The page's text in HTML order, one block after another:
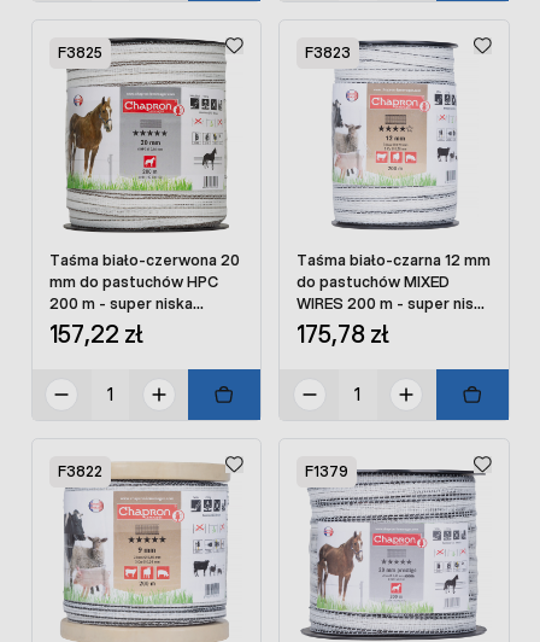
F3825
Taśma biało-czerwona 20
mm do pastuchów HPC
200 m - super niska
oporność
157,22 zł
F3823
Taśma biało-czarna 12 mm
do pastuchów MIXED
WIRES 200 m - super niska
oporność
175,78 zł
F3822 F1379